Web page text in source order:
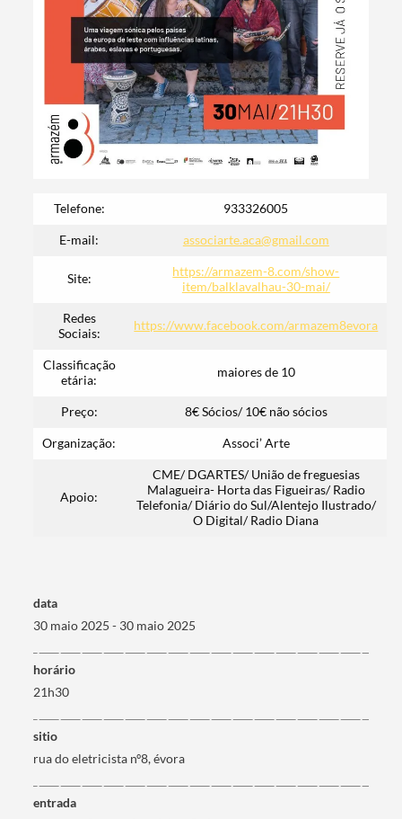
Termo de Pesquisa
Categorias gerais
Telefone: 933326005
E-mail: associarte.aca@gmail.com
Site:
https://armazem-8.com/show-
item/balklavalhau-30-mai/
Redes
Sociais:
https://www.facebook.com/armazem8evora
Classificação
etária:
maiores de 10
Preço: 8€ Sócios/ 10€ não sócios
Organização: Associ’ Arte
Apoio:
CME/ DGARTES/ União de freguesias
Malagueira- Horta das Figueiras/ Radio
Telefonia/ Diário do Sul/Alentejo Ilustrado/
O Digital/ Radio Diana
data
30 maio 2025 - 30 maio 2025
horário
21h30
sitio
rua do eletricista nº8, évora
entrada